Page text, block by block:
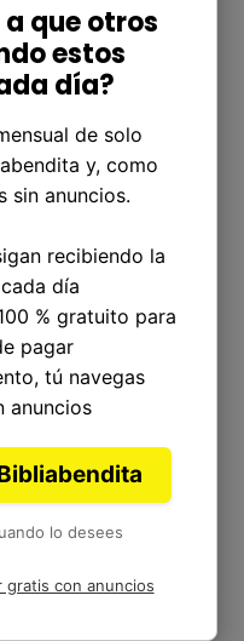
nombre "Samaria"?
el nombre del monte
durante el
que otros
estos
día?
de solo
y, como
sin anuncios.
recibiendo la
día
% gratuito para
pagar
tú navegas
anuncios
lo desees
gratis con anuncios